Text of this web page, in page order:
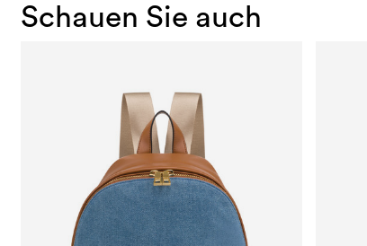
Schauen Sie auch